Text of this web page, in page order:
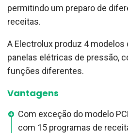
permitindo um preparo de
receitas.
A Electrolux produz 4
panelas elétricas de pressão,
funções diferentes.
Vantagens
Com exceção do modelo
com 15 programas de